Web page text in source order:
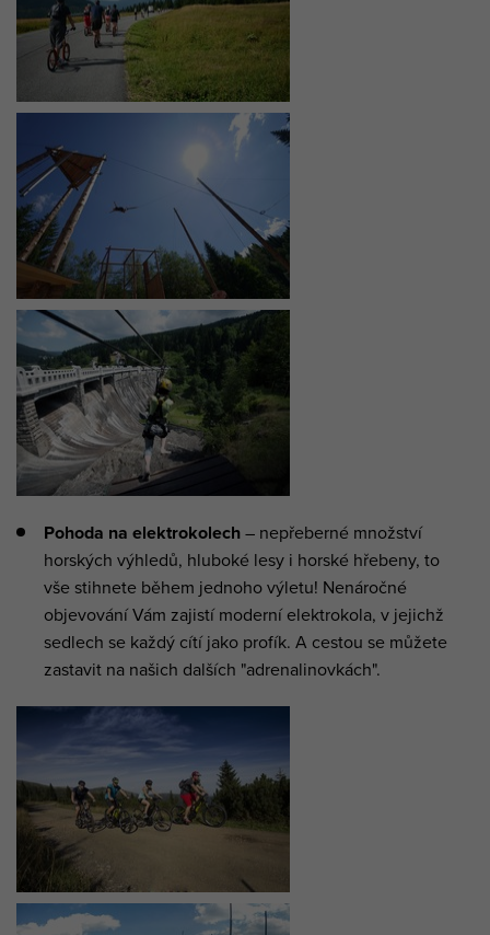
Pohoda na elektrokolech – nepřeberné množství
horských výhledů, hluboké lesy i horské hřebeny, to
vše stihnete během jednoho výletu! Nenáročné
objevování Vám zajistí moderní elektrokola, v jejichž
sedlech se každý cítí jako profík. A cestou se můžete
zastavit na našich dalších "adrenalinovkách".